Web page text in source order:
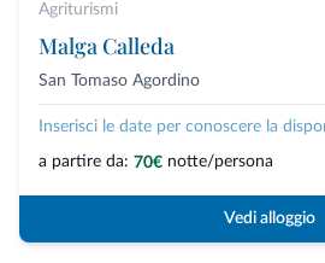
Agriturismi
Malga Calleda
San Tomaso Agordino
Inserisci le date per conoscere la
a partire da: 70€ notte/persona
Vedi alloggio